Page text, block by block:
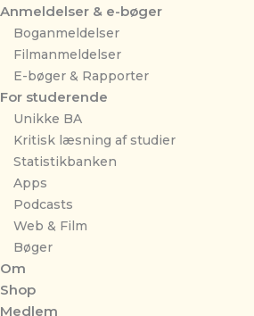
Anmeldelser & e-bøger
Boganmeldelser
Filmanmeldelser
E-bøger & Rapporter
For studerende
Unikke BA
Kritisk læsning af studier
Statistikbanken
Apps
Podcasts
Web & Film
Bøger
Om
Shop
Medlem